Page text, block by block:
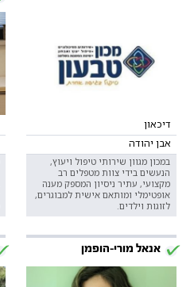
דיכאון
אבן יהודה
במכון מגוון שירותי טיפול ויעוץ,
הנעשים בידי צוות מטפלים רב
מקצועי, עתיר ניסיון המספק מענה
אופטימלי ומותאם אישית למבוגרים,
לזוגות וילדים.
אנאל מורי-הופמן